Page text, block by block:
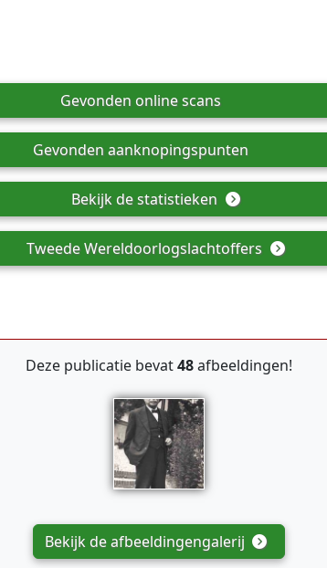
Gevonden online scans
Gevonden aanknopingspunten
Bekijk de statistieken
Tweede Wereldoorlogslachtoffers
Deze publicatie bevat48afbeeldingen!
Bekijk de afbeeldingengalerij